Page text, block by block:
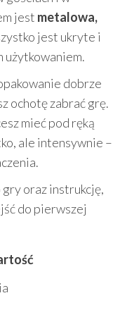
jest metalowa,
jest ukryte i
użytkowaniem.
dobrze
ochotę zabrać grę.
mieć pod ręką
ale intensywnie –
oraz instrukcję,
do pierwszej